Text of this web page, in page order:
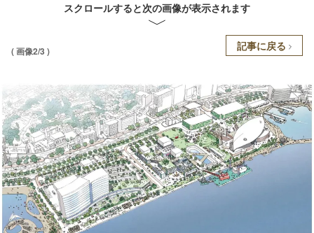
スクロールすると次の画像が表示されます
( 画像2/3 ) 記事に戻る